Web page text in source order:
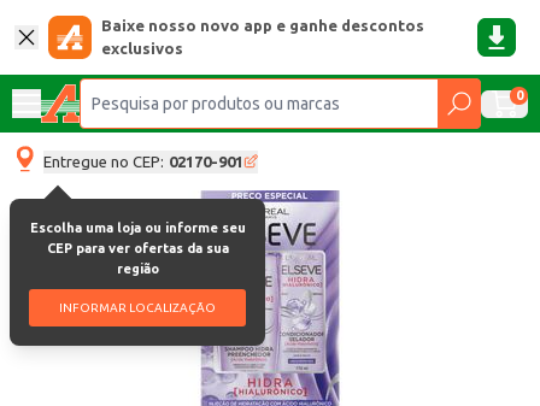
Baixe nosso novo app e ganhe descontos
exclusivos
0
Entregue no CEP: 02170-901
Escolha uma loja ou informe seu
CEP para ver ofertas da sua
região
INFORMAR LOCALIZAÇÃO